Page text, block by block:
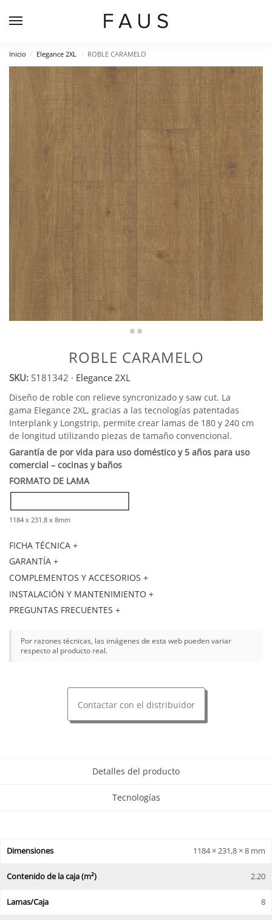
Inicio / Elegance 2XL / ROBLE CARAMELO
ROBLE CARAMELO
SKU: S181342 · Elegance 2XL
Diseño de roble con relieve syncronizado y saw cut. La
gama Elegance 2XL, gracias a las tecnologías patentadas
Interplank y Longstrip, permite crear lamas de 180 y 240 cm
de longitud utilizando piezas de tamaño convencional.
Garantía de por vida para uso doméstico y 5 años para uso
comercial – cocinas y baños
FORMATO DE LAMA
1184 x 231.8 x 8mm
FICHA TÉCNICA +
GARANTÍA +
COMPLEMENTOS Y ACCESORIOS +
INSTALACIÓN Y MANTENIMIENTO +
PREGUNTAS FRECUENTES +
Por razones técnicas, las imágenes de esta web pueden variar
respecto al producto real.
Contactar con el distribuidor
Detalles del producto
Tecnologías
Dimensiones 1184 × 231,8 × 8 mm
Contenido de la caja (m²) 2.20
Lamas/Caja 8